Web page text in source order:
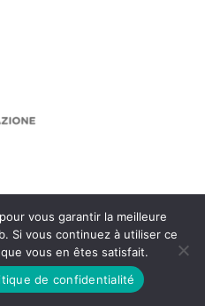
vous garantir la meilleure
Si vous continuez à utiliser ce
vous en êtes satisfait.
de confidentialité